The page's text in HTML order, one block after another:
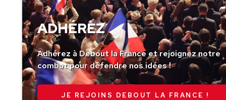
ADHÉREZ
Adhérez à Debout la France et rejoignez notre
combat pour défendre nos idées !
JE REJOINS DEBOUT LA FRANCE !